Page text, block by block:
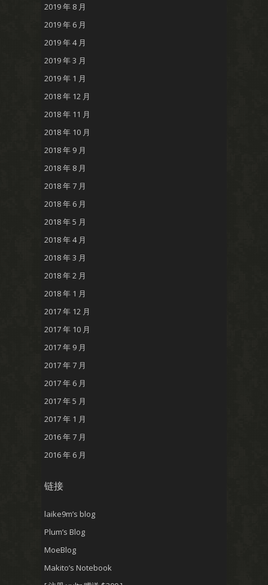
2019 年 8 月
2019 年 6 月
2019 年 4 月
2019 年 3 月
2019 年 1 月
2018 年 12 月
2018 年 11 月
2018 年 10 月
2018 年 9 月
2018 年 8 月
2018 年 7 月
2018 年 6 月
2018 年 5 月
2018 年 4 月
2018 年 3 月
2018 年 2 月
2018 年 1 月
2017 年 12 月
2017 年 10 月
2017 年 9 月
2017 年 7 月
2017 年 6 月
2017 年 5 月
2017 年 1 月
2016 年 7 月
2016 年 6 月
链接
laike9m’s blog
Plum’s Blog
MoeBlog
Makito’s Notebook